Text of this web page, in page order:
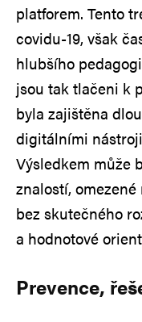
platforem. Tento
covidu-19, však
hlubšího
jsou tak tlačeni k
byla zajištěna
digitálními
Výsledkem může
znalostí,
bez skutečného
a hodnotové
Prevence,